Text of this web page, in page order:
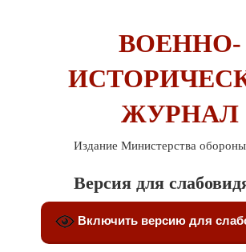
ВОЕННО-
ЖУРНАЛ
Издание Министерства
Версия для
Включить версию для